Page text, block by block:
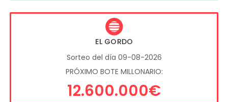
EL GORDO
Sorteo del día 09-08-2026
PRÓXIMO BOTE MILLONARIO:
12.600.000€